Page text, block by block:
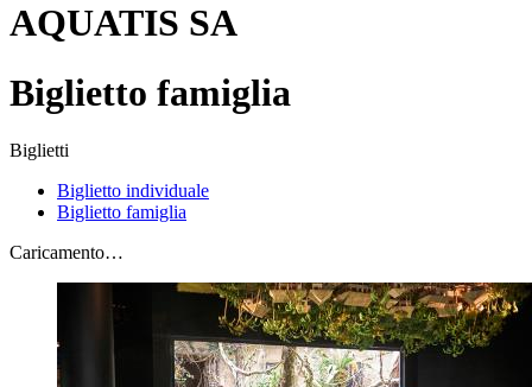
AQUATIS SA
Biglietto famiglia
Biglietti
Biglietto individuale
Biglietto famiglia
Caricamento…